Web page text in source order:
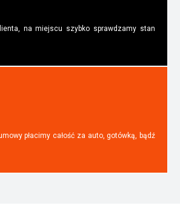
na miejscu szybko sprawdzamy stan
płacimy całość za auto, gotówką, bądź